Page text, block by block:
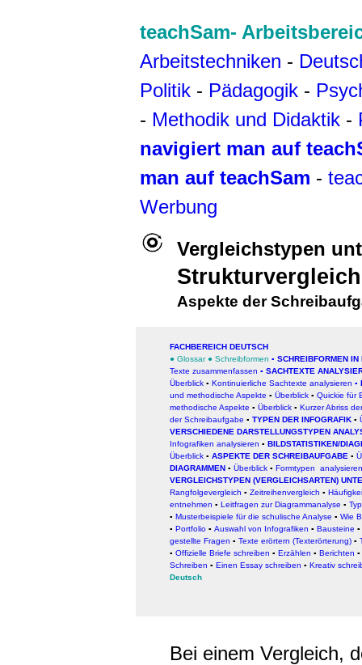
teachSam-
Arbeitstechniken -
Politik - Pädagogik -
- Methodik und Didaktik -
navigiert man auf
man auf teachSam -
Werbung
Vergleichstypen
Strukturvergleich
Aspekte der
FACHBEREICH DEUTSCH
● Glossar ● Schreibformen ▪ SCHREIBFORMEN IN
Texte zusammenfassen ▪ SACHTEXTE
Überblick ▪ Kontinuierliche Sachtexte analysieren ▪
und methodische Aspekte ▪ Überblick ▪ Quickie für
methodische Aspekte ▪ Überblick ▪ Kurzer Abriss
der Schreibaufgabe ▪ TYPEN DER INFOGRAFIK ▪
VERSCHIEDENE DARSTELLUNGSTYPEN
Infografiken analysieren ▪ BILDSTATISTIKEN/
Überblick ▪ ASPEKTE DER SCHREIBAUFGABE ▪
DIAGRAMMEN ▪ Überblick ▪ Formtypen analysieren
VERGLEICHSTYPEN (VERGLEICHSARTEN)
Rangfolgevergleich ▪ Zeitreihenvergleich ▪
entnehmen ▪ Leitfragen zur Diagrammanalyse ▪
▪ Musterbeispiele für die schulische Analyse ▪ Wie
▪ Portfolio ▪ Auswahl von Infografiken ▪ Bausteine ▪
gestellte Fragen ▪ Texte erörtern (Texterörterung) ▪
▪ Offizielle Briefe schreiben ▪ Erzählen ▪ Berichten ▪
Schreiben ▪ Einen Essay schreiben ▪ Kreativ
Deutsch
Bei einem Vergleich,